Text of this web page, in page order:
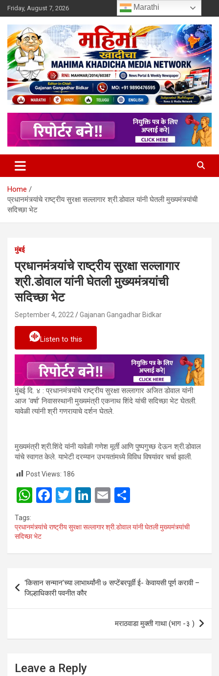
Skip
to
content
Friday, August 7, 2026
Mahimakhadicha
Home
प्रधानमंत्र्यांचे राष्ट्रीय सुरक्षा सल्लागार श्री.डोवाल यांनी घेतली मुख्यमंत्र्यांची
सदिच्छा भेट
मुंबई
प्रधानमंत्र्यांचे राष्ट्रीय सुरक्षा सल्लागार
श्री.डोवाल यांनी घेतली मुख्यमंत्र्यांची
सदिच्छा भेट
September 4, 2022 Gajanan Gangadhar Bidkar
Listen to this
मुंबई दि. ४ : प्रधानमंत्र्यांचे राष्ट्रीय सुरक्षा सल्लागार अजित डोवाल यांनी
आज ‘वर्षा’ निवासस्थानी मुख्यमंत्री एकनाथ शिंदे यांची सदिच्छा भेट घेतली.
यावेळी त्यांनी श्री गणरायाचे दर्शन घेतले.
मुख्यमंत्री श्री.शिंदे यांनी यावेळी गणेश मूर्ती आणि पुष्पगुच्छ देऊन श्री.डोवाल
यांचे स्वागत केले. याभेटी दरम्यान उभयतांमध्ये विविध विषयांवर चर्चा झाली.
Post Views: 186
W
at
s
A
p
F
ce
o
k
T
tt
Li
ke
n
E
ail ar
Tags:
प्रधानमंत्र्यांचे राष्ट्रीय सुरक्षा सल्लागार श्री.डोवाल यांनी घेतली मुख्यमंत्र्यांची
सदिच्छा भेट
Post
navigation
‘किसान सन्मान’च्या लाभार्थ्यांनी ७ सप्टेंबरपूर्वी ई- केवायसी पूर्ण करावी –
जिल्हाधिकारी पवनीत कौर
मराठवाडा मुक्ती गाथा (भाग -३ )
Leave a Reply
Marathi